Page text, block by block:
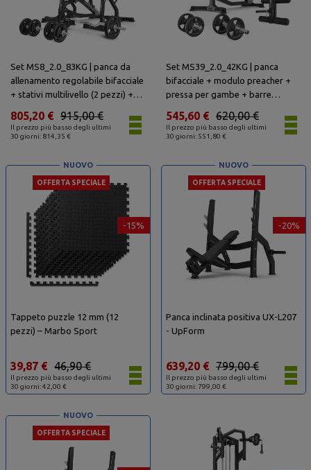
Set MS8_2.0_83KG | panca da
allenamento regolabile bifacciale
+ stativi multilivello (2 pezzi) +
Marbo Sport
Il prezzo più basso degli ultimi
30 giorni: 814,35 €
915,00 €
805,20 €
Set MS39_2.0_42KG | panca
bifacciale + modulo preacher +
pressa per gambe + barre
Sport
Il prezzo più basso degli ultimi
30 giorni: 551,80 €
620,00 €
545,60 €
-15%
OFFERTA SPECIALE
NUOVO
Tappeto puzzle 12 mm (12
pezzi) – Marbo Sport
Il prezzo più basso degli ultimi
30 giorni: 42,00 €
46,90 €
39,87 €
-20%
OFFERTA SPECIALE
NUOVO
Panca inclinata positiva UX-L207
- UpForm
Il prezzo più basso degli ultimi
30 giorni: 799,00 €
799,00 €
639,20 €
OFFERTA SPECIALE
NUOVO